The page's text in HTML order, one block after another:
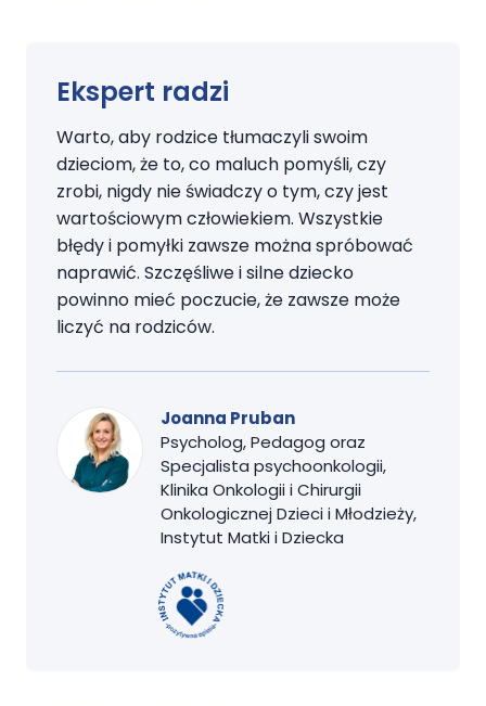
Ekspert radzi
Warto, aby rodzice tłumaczyli swoim
dzieciom, że to, co maluch pomyśli, czy
zrobi, nigdy nie świadczy o tym, czy jest
wartościowym człowiekiem. Wszystkie
błędy i pomyłki zawsze można spróbować
naprawić. Szczęśliwe i silne dziecko
powinno mieć poczucie, że zawsze może
liczyć na rodziców.
Joanna Pruban
Psycholog, Pedagog oraz
Specjalista psychoonkologii,
Klinika Onkologii i Chirurgii
Onkologicznej Dzieci i Młodzieży,
Instytut Matki i Dziecka